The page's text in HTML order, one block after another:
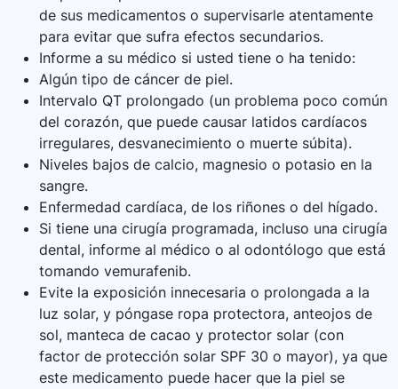
de sus medicamentos o supervisarle atentamente
para evitar que sufra efectos secundarios.
Informe a su médico si usted tiene o ha tenido:
Algún tipo de cáncer de piel.
Intervalo QT prolongado (un problema poco común
del corazón, que puede causar latidos cardíacos
irregulares, desvanecimiento o muerte súbita).
Niveles bajos de calcio, magnesio o potasio en la
sangre.
Enfermedad cardíaca, de los riñones o del hígado.
Si tiene una cirugía programada, incluso una cirugía
dental, informe al médico o al odontólogo que está
tomando vemurafenib.
Evite la exposición innecesaria o prolongada a la
luz solar, y póngase ropa protectora, anteojos de
sol, manteca de cacao y protector solar (con
factor de protección solar SPF 30 o mayor), ya que
este medicamento puede hacer que la piel se